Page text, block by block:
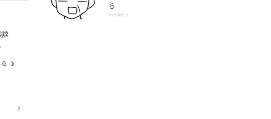
談
ら
ママが家出した